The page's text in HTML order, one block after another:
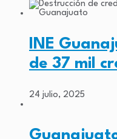
INE
de 37 mil
24 julio, 2025